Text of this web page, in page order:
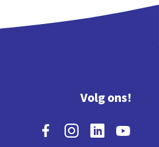
Volg ons!